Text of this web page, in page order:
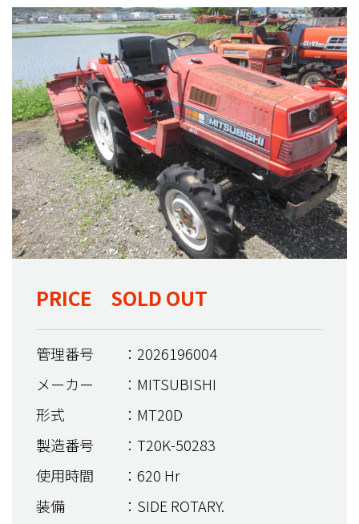
PRICE SOLD OUT
管理番号
：2026196004
メーカー
：MITSUBISHI
形式
：MT20D
製造番号
：T20K-50283
使用時間
：620 Hr
装備
：SIDE ROTARY.